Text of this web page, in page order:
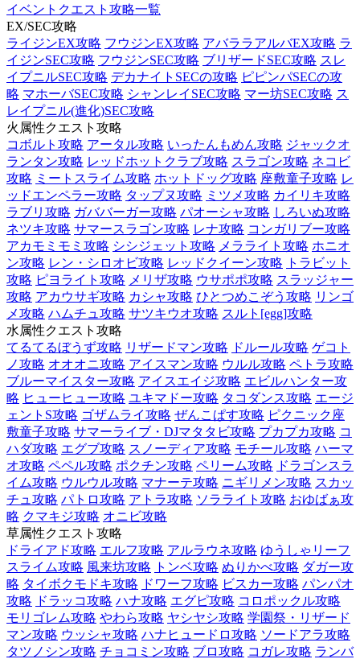
イベントクエスト攻略一覧
EX/SEC攻略
ライジンEX攻略 フウジンEX攻略 アバララアルバEX攻略 ラ
イジンSEC攻略 フウジンSEC攻略 ブリザードSEC攻略 スレ
イプニルSEC攻略 デカナイトSECの攻略 ピピンパSECの攻
略 マホーバSEC攻略 シャンレイSEC攻略 マー坊SEC攻略 ス
レイプニル(進化)SEC攻略
火属性クエスト攻略
コボルト攻略 アータル攻略 いったんもめん攻略 ジャックオ
ランタン攻略 レッドホットクラブ攻略 スラゴン攻略 ネコビ
攻略 ミートスライム攻略 ホットドッグ攻略 座敷童子攻略 レ
ッドエンペラー攻略 タップヌ攻略 ミツメ攻略 カイリキ攻略
ラブリ攻略 ガババーガー攻略 パオーシャ攻略 しろいぬ攻略
ネツキ攻略 サマースラゴン攻略 レナ攻略 コンガリブー攻略
アカモミモミ攻略 シシジェット攻略 メラライト攻略 ホニオ
ン攻略 レン・シロオビ攻略 レッドクイーン攻略
トラビット
攻略 ピヨライト攻略 メリザ攻略 ウサポポ攻略 スラッジャー
攻略 アカウサギ攻略 カシャ攻略 ひとつめこぞう攻略 リンゴ
メ攻略 ハムチュ攻略 サツキウオ攻略 スルト[egg]攻略
水属性クエスト攻略
てるてるぼうず攻略 リザードマン攻略 ドルール攻略 ゲコト
ノ攻略 オオオニ攻略 アイスマン攻略 ウルル攻略 ペトラ攻略
ブルーマイスター攻略 アイスエイジ攻略 エビルハンター攻
略 ヒューヒュー攻略 ユキマドー攻略 タコダンス攻略 エージ
ェントS攻略 ゴザムライ攻略 ぜんこぱす攻略 ピクニック座
敷童子攻略 サマーライブ・DJマタタビ攻略 プカプカ攻略 コ
ハダ攻略 エグブ攻略 スノーディア攻略 モチール攻略 ハーマ
オ攻略 ペペル攻略 ポクチン攻略 ペリーム攻略 ドラゴンスラ
イム攻略 ウルウル攻略 マナーテ攻略 ニギリメン攻略 スカッ
チュ攻略 パトロ攻略 アトラ攻略 ソラライト攻略 おゆばぁ攻
略 クマキジ攻略 オニビ攻略
草属性クエスト攻略
ドライアド攻略 エルフ攻略 アルラウネ攻略 ゆうしゃリーフ
スライム攻略 風来坊攻略 トンベ攻略 ぬりかべ攻略 ダガー攻
略 タイボクモドキ攻略 ドワーフ攻略 ビスカー攻略 パンパオ
攻略 ドラッコ攻略 ハナ攻略 エグピ攻略 コロポックル攻略
モリゴレム攻略 やわら攻略 ヤシヤシ攻略 学園祭・リザード
マン攻略 ウッシャ攻略 ハナヒュードロ攻略 ソードアラ攻略
タツノシン攻略 チョコミン攻略 ブロ攻略 コガレ攻略 ランバ